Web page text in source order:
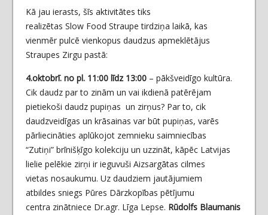
Kā jau ierasts, šīs aktivitātes tiks
realizētas Slow Food Straupe tirdziņa laikā, kas
vienmēr pulcē vienkopus daudzus apmeklētājus
Straupes Zirgu pastā:
4.oktobrī. no pl. 11:00 līdz 13:00– pākšveidīgo kultūra.
Cik daudz par to zinām un vai ikdienā patērējam
pietiekoši daudz pupiņas un zirņus? Par to, cik
daudzveidīgas un krāsainas var būt pupiņas, varēs
pārliecināties aplūkojot zemnieku saimniecības
“Zutiņi” brīnišķīgo kolekciju un uzzināt, kāpēc Latvijas
lielie pelēkie zirņi ir ieguvuši Aizsargātas cilmes
vietas nosaukumu. Uz daudziem jautājumiem
atbildes sniegs Pūres Dārzkopības pētījumu
centra zinātniece Dr.agr. Līga Lepse. Rūdolfs Blaumanis